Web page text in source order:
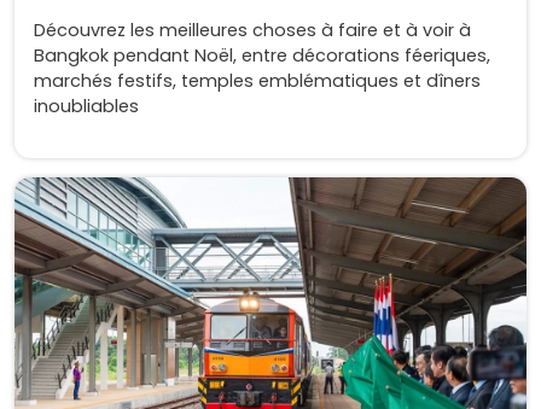
Découvrez les meilleures choses à faire et à voir à
Bangkok pendant Noël, entre décorations féeriques,
marchés festifs, temples emblématiques et dîners
inoubliables